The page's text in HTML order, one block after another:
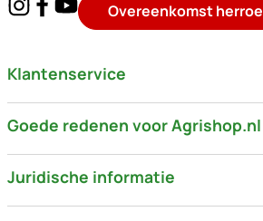
Overeenkomst
Klantenservice
Goede redenen voor Agrishop.nl
Juridische informatie